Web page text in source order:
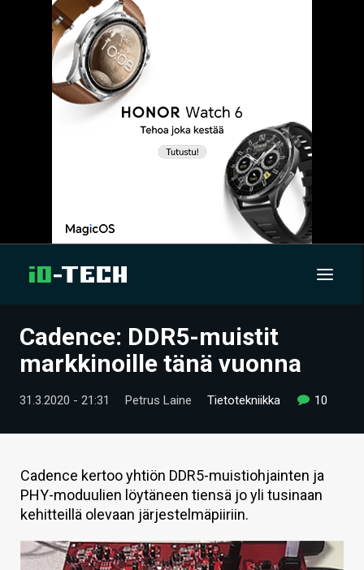
UUTISET
TIETOA
HINTA.FI
KAUPPA
Cadence: DDR5-muistit
markkinoille tänä vuonna
31.3.2020 - 21:31 Petrus Laine Tietotekniikka 10
Cadence kertoo yhtiön DDR5-muistiohjainten ja
PHY-moduulien löytäneen tiensä jo yli tusinaan
kehitteillä olevaan järjestelmäpiiriin.